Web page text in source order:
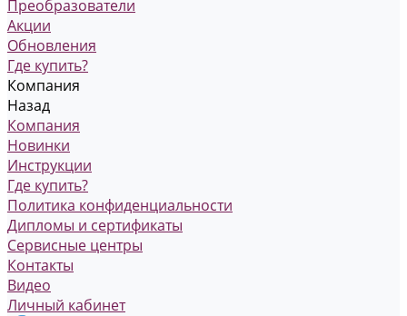
Преобразователи
Акции
Обновления
Где купить?
Компания
Назад
Компания
Новинки
Инструкции
Где купить?
Политика конфиденциальности
Дипломы и сертификаты
Сервисные центры
Контакты
Видео
Личный кабинет